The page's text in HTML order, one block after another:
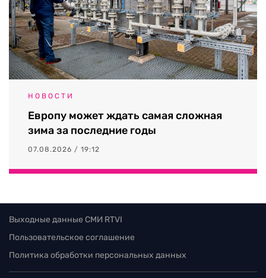
НОВОСТИ
Европу может ждать самая сложная
зима за последние годы
07.08.2026 / 19:12
Выходные данные СМИ RTVI
Пользовательское соглашение
Политика обработки персональных данных